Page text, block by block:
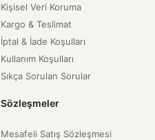
Kişisel Veri Koruma
Kargo & Teslimat
İptal & İade Koşulları
Kullanım Koşulları
Sıkça Sorulan Sorular
Sözleşmeler
Mesafeli Satış Sözleşmesi